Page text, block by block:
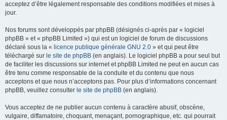
acceptez d’être légalement responsable des conditions modifiées et mises à
jour.
Nos forums sont développés par phpBB (désignés ci-après par « logiciel
phpBB » et « phpBB Limited ») qui est un logiciel de forum de discussions
déclaré sous la « licence publique générale GNU 2.0 » et qui peut être
téléchargé sur le site de phpBB (en anglais). Le logiciel phpBB a pour seul but
de faciliter les discussions sur internet et phpBB Limited ne peut en aucun cas
être tenu comme responsable de la conduite et du contenu que nous
acceptons et que nous n’acceptons pas. Pour plus d’informations concernant
phpBB, veuillez consulter le site de phpBB (en anglais).
Vous acceptez de ne publier aucun contenu à caractère abusif, obscène,
vulgaire, diffamatoire, choquant, menaçant, pornographique, etc. qui pourrait